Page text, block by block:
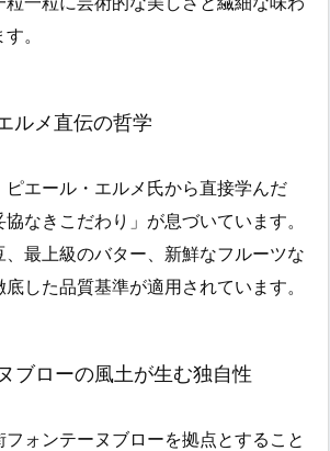
。
ルメ直伝の哲学
エール・エルメ氏から直接学んだ
協なきこだわり」が息づいています。
最上級のバター、新鮮なフルーツな
した品質基準が適用されています。
ブローの風土が生む独自性
ォンテーヌブローを拠点とすること